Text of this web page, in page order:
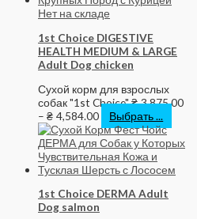
Нет на складе
1st Choice DIGESTIVE
HEALTH MEDIUM & LARGE
Adult Dog chicken
Сухой корм для взрослых
собак "1st Choice"₴ 3,875.00
– ₴ 4,584.00 Выбрать ...
1st Choice DERMA Adult
Dog salmon